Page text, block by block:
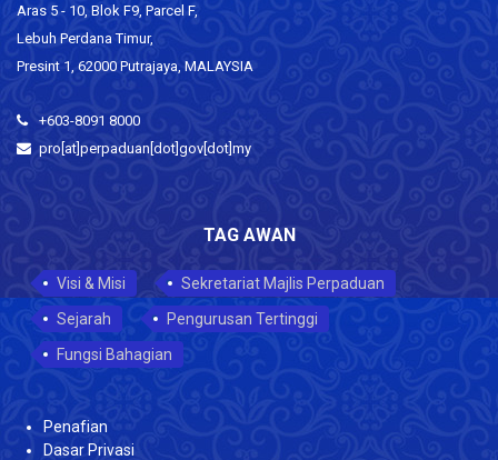
Aras 5 - 10, Blok F9, Parcel F,
Lebuh Perdana Timur,
Presint 1, 62000 Putrajaya, MALAYSIA
+603-8091 8000
pro[at]perpaduan[dot]gov[dot]my
TAG AWAN
Visi & Misi
Sekretariat Majlis Perpaduan
Sejarah
Pengurusan Tertinggi
Fungsi Bahagian
Penafian
Dasar Privasi